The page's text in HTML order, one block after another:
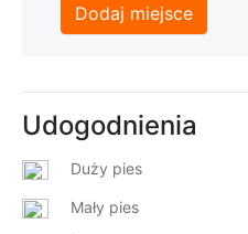
Dodaj miejsce
Udogodnienia
Duży pies
Mały pies